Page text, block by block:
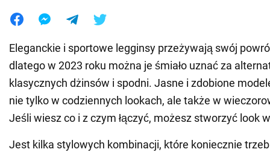
Eleganckie i sportowe legginsy przeżywają swój
dlatego w 2023 roku można je śmiało uznać za
klasycznych dżinsów i spodni. Jasne i zdobione
nie tylko w codziennych lookach, ale także w
Jeśli wiesz co i z czym łączyć, możesz stworzyć look
Jest kilka stylowych kombinacji, które koniecznie